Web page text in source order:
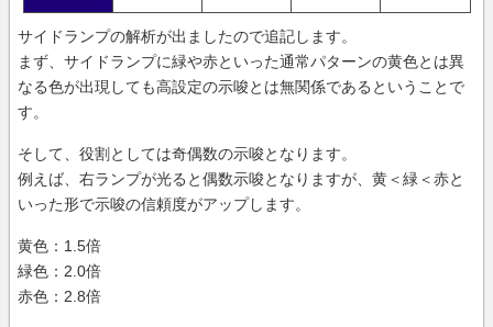
サイドランプの解析が出ましたので追記します。
まず、サイドランプに緑や赤といった通常パターンの黄色とは異
なる色が出現しても高設定の示唆とは無関係であるということで
す。
そして、役割としては奇偶数の示唆となります。
例えば、右ランプが光ると偶数示唆となりますが、黄＜緑＜赤と
いった形で示唆の信頼度がアップします。
黄色：1.5倍
緑色：2.0倍
赤色：2.8倍